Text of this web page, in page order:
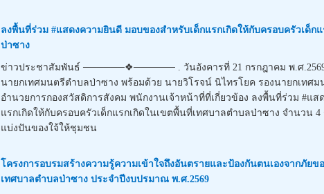
ลงพื้นที่ร่วม #แสดงความยินดี มอบของสำหรับเด็กแรกเกิดให้กับครอบครัวเด็ก
ป่าซาง
ข่าวประชาสัมพันธ์ ──────❖────── . วันอังคารที่ 21 กรกฎาคม พ.ศ
นายกเทศมนตรีตำบลป่าซาง พร้อมด้วย นายวิโรจน์ นิไทรโยค รองนายกเทศ
อำนวยการกองสวัสดิการสังคม พนักงานเจ้าหน้าที่ที่เกี่ยวข้อง ลงพื้นที่ร่วม #แ
แรกเกิดให้กับครอบครัวเด็กแรกเกิดในเขตพื้นที่เทศบาลตำบลป่าซาง จำนวน
แบ่งปันของใจ้ให้ชุมชน
โครงการอบรมสร้างความรู้ความเข้าใจถึงอันตรายและป้องกันตนเองจากภัยข
เทศบาลตำบลป่าซาง ประจำปีงบปรมาณ พ.ศ.2569